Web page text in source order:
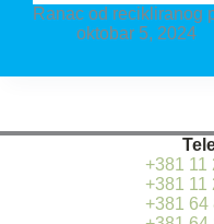
Ranac od recikliranog
oktobar 5, 2024
+381 11
+381 11
+381 64